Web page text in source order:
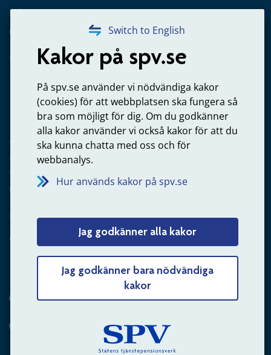
Switch to English
Kakor på spv.se
På spv.se använder vi nödvändiga kakor
(cookies) för att webbplatsen ska fungera så
bra som möjligt för dig. Om du godkänner
alla kakor använder vi också kakor för att du
ska kunna chatta med oss och för
webbanalys.
Hur används kakor på spv.se
Jag godkänner alla kakor
Jag godkänner bara nödvändiga
kakor
Frågor om utbetalning
020-65 00 65
Kontakta oss
Arbetsgivare
Frågor om administration av tjänstepension från statlig
anställning
060-18 75 03
Kontakta oss
Arbetsgivare – skicka mejl till oss
Hitta svaret på din fråga
Andra sätt att kontakta oss